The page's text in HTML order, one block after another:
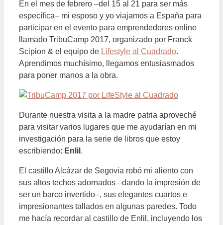
En el mes de febrero –del 15 al 21 para ser más
específica– mi esposo y yo viajamos a España para
participar en el evento para emprendedores online
llamado TribuCamp 2017, organizado por Franck
Scipion & el equipo de Lifestyle al Cuadrado.
Aprendimos muchísimo, llegamos entusiasmados
para poner manos a la obra.
Durante nuestra visita a la madre patria aproveché
para visitar varios lugares que me ayudarían en mi
investigación para la serie de libros que estoy
escribiendo: Enlil .
El castillo Alcázar de Segovia robó mi aliento con
sus altos techos adornados –dando la impresión de
ser un barco invertido–, sus elegantes cuartos e
impresionantes tallados en algunas paredes. Todo
me hacía recordar al castillo de Enlil, incluyendo los